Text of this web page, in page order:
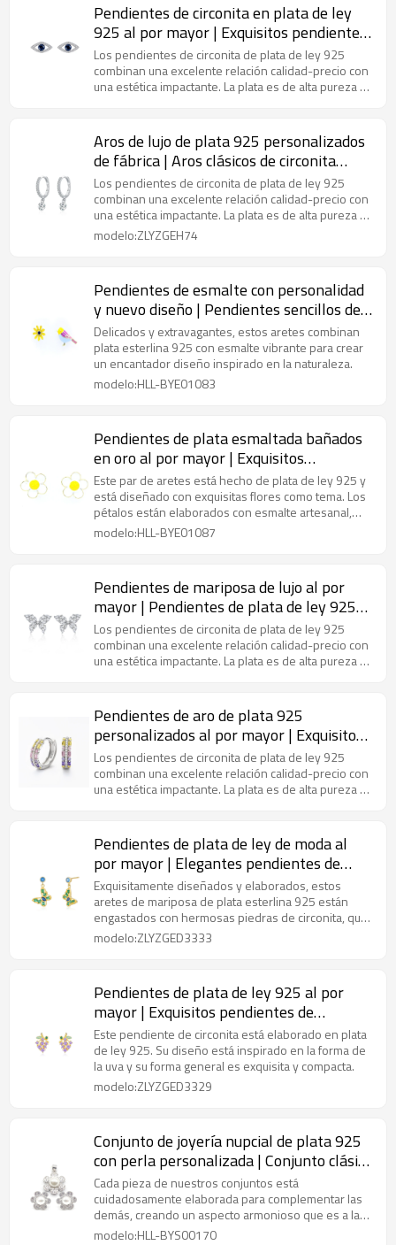
Pendientes de circonita en plata de ley
925 al por mayor | Exquisitos pendientes
de moda para mujer
Los pendientes de circonita de plata de ley 925
combinan una excelente relación calidad-precio con
una estética impactante. La plata es de alta pureza y
Aros de lujo de plata 925 personalizados
de fábrica | Aros clásicos de circonita
cúbica para mujer
Los pendientes de circonita de plata de ley 925
combinan una excelente relación calidad-precio con
una estética impactante. La plata es de alta pureza y
su diseño se puede personalizar.
modelo:ZLYZGEH74
Pendientes de esmalte con personalidad
y nuevo diseño | Pendientes sencillos de
plata de ley 925 para mujer
Delicados y extravagantes, estos aretes combinan
plata esterlina 925 con esmalte vibrante para crear
un encantador diseño inspirado en la naturaleza.
modelo:HLL-BYE01083
Pendientes de plata esmaltada bañados
en oro al por mayor | Exquisitos
pendientes de plata con diseño de flores
para mujer
Este par de aretes está hecho de plata de ley 925 y
está diseñado con exquisitas flores como tema. Los
pétalos están elaborados con esmalte artesanal,
con colores brillantes y vibrantes que le dan un
modelo:HLL-BYE01087
Pendientes de mariposa de lujo al por
mayor | Pendientes de plata de ley 925
con circonita cúbica y temperamento para
mujer
Los pendientes de circonita de plata de ley 925
combinan una excelente relación calidad-precio con
una estética impactante. La plata es de alta pureza y
Pendientes de aro de plata 925
personalizados al por mayor | Exquisitos
pendientes de aro de circonita de lujo
para mujer
Los pendientes de circonita de plata de ley 925
combinan una excelente relación calidad-precio con
una estética impactante. La plata es de alta pureza y
Pendientes de plata de ley de moda al
por mayor | Elegantes pendientes de
mariposa con circonitas
Exquisitamente diseñados y elaborados, estos
aretes de mariposa de plata esterlina 925 están
engastados con hermosas piedras de circonita, que
muestran elegancia y vitalidad.
modelo:ZLYZGED3333
Pendientes de plata de ley 925 al por
mayor | Exquisitos pendientes de
circonita para mujer
Este pendiente de circonita está elaborado en plata
de ley 925. Su diseño está inspirado en la forma de
la uva y su forma general es exquisita y compacta.
modelo:ZLYZGED3329
Conjunto de joyería nupcial de plata 925
con perla personalizada | Conjunto clásico
de joyería de circonita para mujer
Cada pieza de nuestros conjuntos está
cuidadosamente elaborada para complementar las
demás, creando un aspecto armonioso que es a la
vez sofisticado y elegante.
modelo:HLL-BYS00170